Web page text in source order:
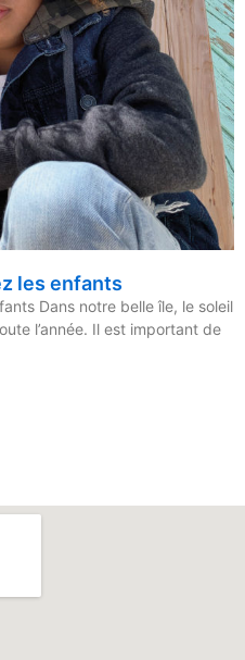
les enfants
Dans notre belle île, le soleil
l’année. Il est important de